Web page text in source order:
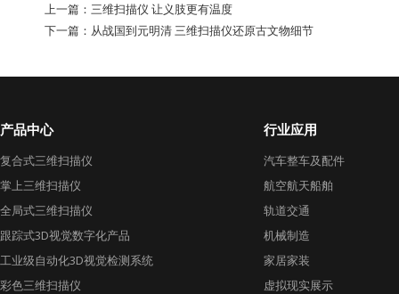
上一篇： 三维扫描仪 让义肢更有温度
下一篇： 从战国到元明清 三维扫描仪还原古文物细节
产品中心
复合式三维扫描仪
掌上三维扫描仪
全局式三维扫描仪
跟踪式3D视觉数字化产品
工业级自动化3D视觉检测系统
彩色三维扫描仪
行业应用
汽车整车及配件
航空航天船舶
轨道交通
机械制造
家居家装
虚拟现实展示